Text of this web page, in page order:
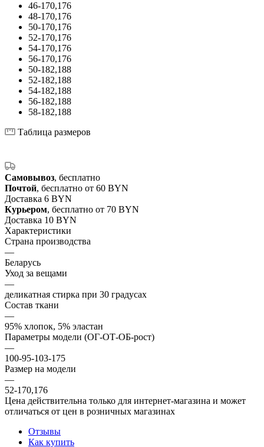
46-170,176
48-170,176
50-170,176
52-170,176
54-170,176
56-170,176
50-182,188
52-182,188
54-182,188
56-182,188
58-182,188
Таблица размеров
Самовывоз, бесплатно
Почтой, бесплатно от 60 BYN
Доставка 6 BYN
Курьером, бесплатно от 70 BYN
Доставка 10 BYN
Характеристики
Страна производства
—
Беларусь
Уход за вещами
—
деликатная стирка при 30 градусах
Состав ткани
—
95% хлопок, 5% эластан
Параметры модели (ОГ-ОТ-ОБ-рост)
—
100-95-103-175
Размер на модели
—
52-170,176
Цена действительна только для интернет-магазина и может
отличаться от цен в розничных магазинах
Отзывы
Как купить